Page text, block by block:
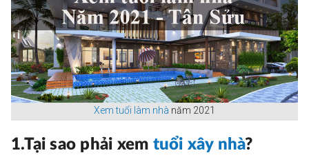
Xem tuổi làm nhà năm 2021
1.Tại sao phải xem tuổi xây nhà?